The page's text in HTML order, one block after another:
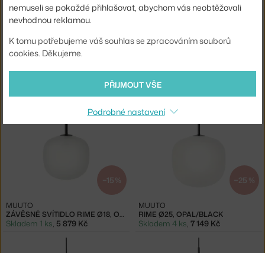
−20 %
LAMPA AMP LARGE, SMOKE / BLACK RIME Ø12, OPAL/BLACK
Skladem 1 ks
−15 %
ZÁVĚSNÉ SVÍTIDLO RIME Ø18, OPAL/BLACK
MUUTO
Skladem 1 ks, 5 879 Kč
−25 %
RIME Ø25, OPAL/BLACK
MUUTO
Skladem 4 ks, 7 149 Kč
nemuseli se pokaždé přihlašovat, abychom vás neobtěžovali
nevhodnou reklamou.
K tomu potřebujeme váš souhlas se zpracováním souborů
cookies. Děkujeme.
PŘIJMOUT VŠE
Podrobné nastavení